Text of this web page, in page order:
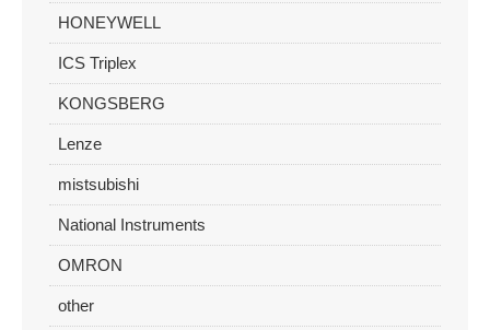
HONEYWELL
ICS Triplex
KONGSBERG
Lenze
mistsubishi
National Instruments
OMRON
other